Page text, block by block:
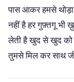
पास आकर हमसे थोड़ा
नहीं है हर गुफ़्तगू भी
लेती है खुद से खुद को
तुमसे मिल कर साथ